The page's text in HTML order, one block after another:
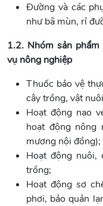
Đường và các
như bã mùn, rỉ
1.2. Nhóm sản
vụ nông nghiệp
Thuốc bảo vệ
cây trồng, vật
Hoạt động nạo
hoạt động nông
mương nội đồng);
Hoạt động nuôi,
trồng;
Hoạt động sơ
phơi, bảo quản